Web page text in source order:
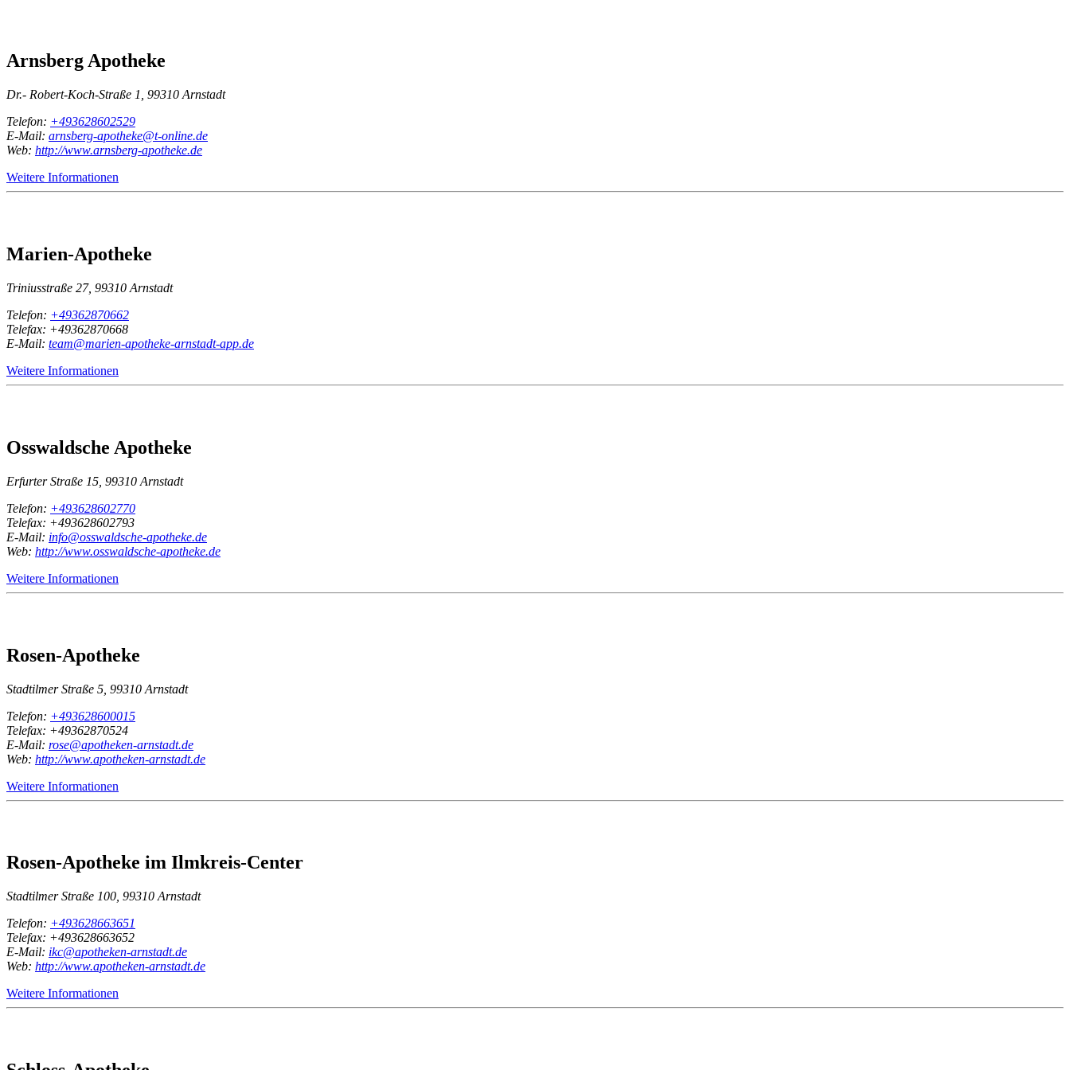
Arnsberg Apotheke
Dr.- Robert-Koch-Straße 1, 99310 Arnstadt
Telefon: +493628602529
E-Mail: arnsberg-apotheke@t-online.de
Web: http://www.arnsberg-apotheke.de
Weitere Informationen
Marien-Apotheke
Triniusstraße 27, 99310 Arnstadt
Telefon: +49362870662
Telefax: +49362870668
E-Mail: team@marien-apotheke-arnstadt-app.de
Weitere Informationen
Osswaldsche Apotheke
Erfurter Straße 15, 99310 Arnstadt
Telefon: +493628602770
Telefax: +493628602793
E-Mail: info@osswaldsche-apotheke.de
Web: http://www.osswaldsche-apotheke.de
Weitere Informationen
Rosen-Apotheke
Stadtilmer Straße 5, 99310 Arnstadt
Telefon: +493628600015
Telefax: +49362870524
E-Mail: rose@apotheken-arnstadt.de
Web: http://www.apotheken-arnstadt.de
Weitere Informationen
Rosen-Apotheke im Ilmkreis-Center
Stadtilmer Straße 100, 99310 Arnstadt
Telefon: +493628663651
Telefax: +493628663652
E-Mail: ikc@apotheken-arnstadt.de
Web: http://www.apotheken-arnstadt.de
Weitere Informationen